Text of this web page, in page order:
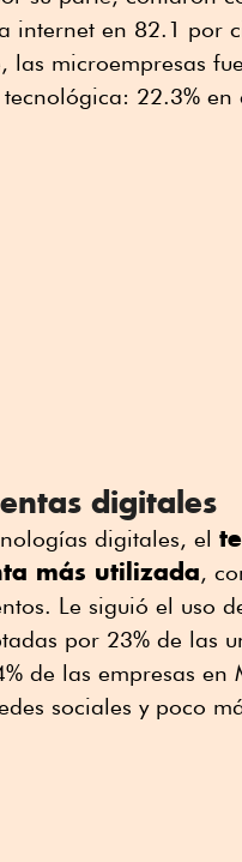
internet en 82.1 por
las microempresas
22.3%
digitales
digitales, el
más utilizada,
Le siguió el uso
por 23% de las
de las empresas
sociales y poco